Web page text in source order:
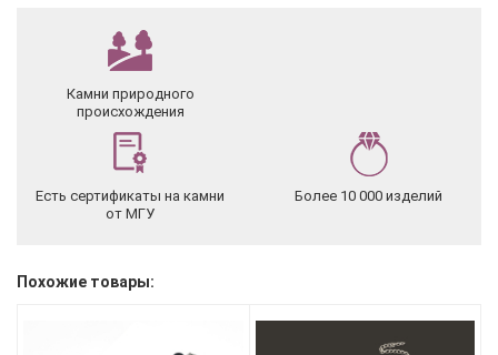
Камни природного
происхождения
Есть сертификаты на камни
от МГУ
Более 10 000 изделий
Похожие товары: